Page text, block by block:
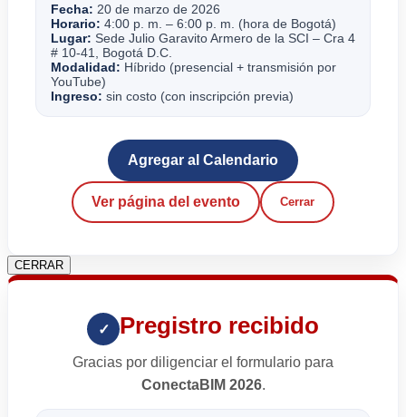
Fecha: 20 de marzo de 2026
Horario: 4:00 p. m. – 6:00 p. m. (hora de Bogotá)
Lugar: Sede Julio Garavito Armero de la SCI – Cra 4
# 10-41, Bogotá D.C.
Modalidad: Híbrido (presencial + transmisión por
YouTube)
Ingreso: sin costo (con inscripción previa)
Agregar al Calendario
Ver página del evento Cerrar
CERRAR
✓ Pregistro recibido
Gracias por diligenciar el formulario para
ConectaBIM 2026.